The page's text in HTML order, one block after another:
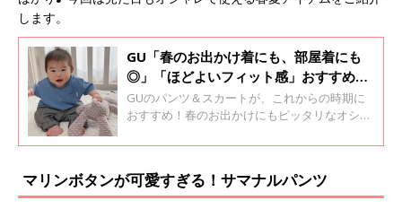
します。
GU「春のお出かけ着にも、部屋着にも
◎」「ほどよいフィット感」おすすめ★
パンツ＆スカート5選
GUのパンツ＆スカートが、これからの時期に
おすすめ！春のお出かけにもピッタリなオシャ
躍すること間違いなしです♪ ほどよいフィット
んなGUの、おすすめパンツ・スカートをご紹
介します。
マリンボタンが可愛すぎる！サマナルパンツ